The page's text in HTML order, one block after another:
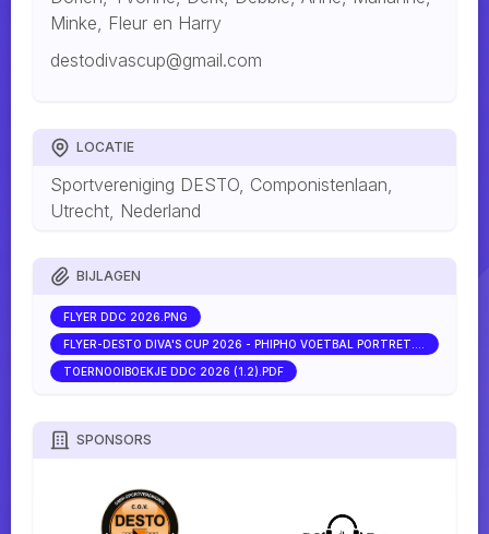
Minke, Fleur en Harry
destodivascup@gmail.com
LOCATIE
Sportvereniging DESTO, Componistenlaan,
Utrecht, Nederland
BIJLAGEN
FLYER DDC 2026.PNG
TOERNOOIBOEKJE DDC 2026 (1.2).PDF
SPONSORS